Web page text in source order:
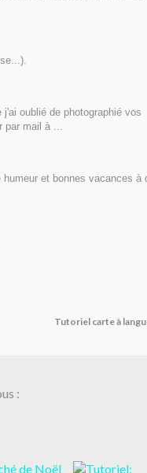
oublié de photographié vos
par mail à ...
et bonnes vacances à
Tutoriel carte à
: